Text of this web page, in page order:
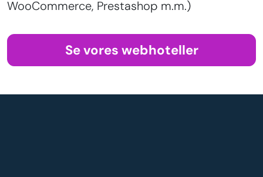
WooCommerce, Prestashop m.m.)
Se vores webhoteller